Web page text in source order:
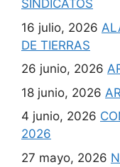
SINDICATOS
16 julio, 2026
DE TIERRAS
26 junio, 2026
18 junio, 2026
4 junio, 2026
2026
27 mayo, 2026